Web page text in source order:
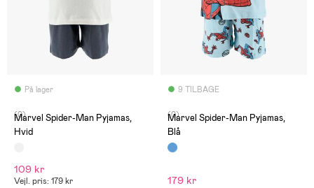
På lager
(0)
Marvel Spider-Man Pyjamas,
Hvid
109 kr
Vejl. pris: 179 kr
9 TILBAGE
(0)
Marvel Spider-Man Pyjamas,
Blå
179 kr